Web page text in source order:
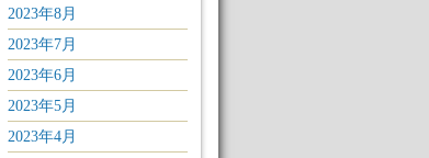
2023年8月
2023年7月
2023年6月
2023年5月
2023年4月